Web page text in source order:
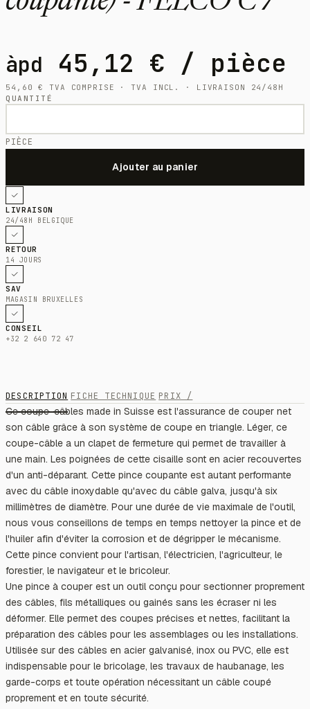
àpd 45,12 € / pièce
54,60€
TVA COMPRISE · TVA INCL. · LIVRAISON 24/48H
QUANTITÉ
PIÈCE
LIVRAISON
24/48H BELGIQUE
RETOUR
14 JOURS
SAV
MAGASIN BRUXELLES
CONSEIL
+32 2 640 72 47
DESCRIPTION FICHE TECHNIQUE PRIX /
Ce coupe-câbles made in Suisse est l'assurance de couper net
son câble grâce à son système de coupe en triangle. Léger, ce
coupe-câble a un clapet de fermeture qui permet de travailler à
une main. Les poignées de cette cisaille sont en acier recouvertes
d'un anti-déparant. Cette pince coupante est autant performante
avec du câble inoxydable qu'avec du câble galva, jusqu'à six
millimètres de diamètre. Pour une durée de vie maximale de l'outil,
nous vous conseillons de temps en temps nettoyer la pince et de
l'huiler afin d'éviter la corrosion et de dégripper le mécanisme.
Cette pince convient pour l'artisan, l'électricien, l'agriculteur, le
forestier, le navigateur et le bricoleur.
Une pince à couper est un outil conçu pour sectionner proprement
des câbles, fils métalliques ou gainés sans les écraser ni les
déformer. Elle permet des coupes précises et nettes, facilitant la
préparation des câbles pour les assemblages ou les installations.
Utilisée sur des câbles en acier galvanisé, inox ou PVC, elle est
indispensable pour le bricolage, les travaux de haubanage, les
garde-corps et toute opération nécessitant un câble coupé
proprement et en toute sécurité.